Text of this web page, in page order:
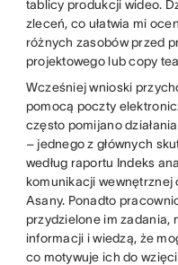
tablicy produkcji wideo.
zleceń, co ułatwia mi
różnych zasobów przed
projektowego lub copy
Wcześniej wnioski
pomocą poczty
często pomijano
– jednego z głównych
według raportu Indeks
komunikacji wewnętrznej
Asany. Ponadto
przydzielone im zadania,
informacji i wiedzą, że
co motywuje ich do